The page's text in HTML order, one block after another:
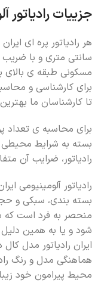
جزییات رادياتور
مسکونی طبقه ی بالای
برای کارشناسی و
تا کارشناسان ما
برای محاسبه ی تعداد
بسته به شرایط
رادیاتور، ضرایب آن
بسته بندی، سبکی و
منحصر به فرد است که
شود و یا به همین
ایران رادیاتور مدل
محیط پیرامون خود